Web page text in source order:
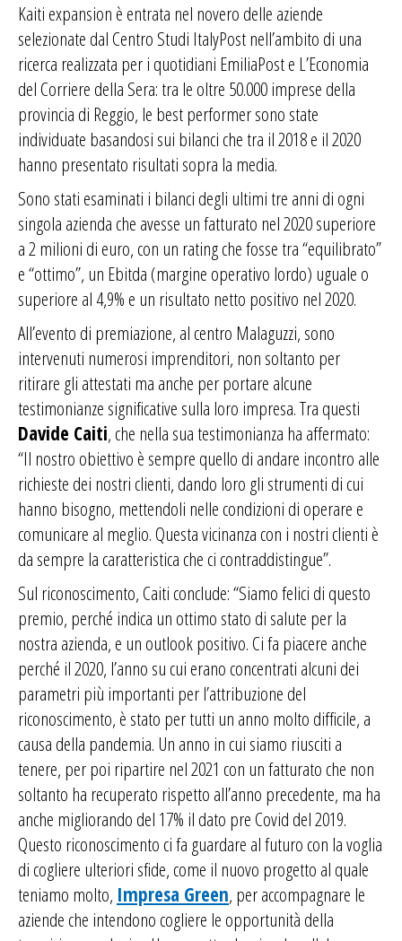
Kaiti expansion è entrata nel novero delle aziende
selezionate dal Centro Studi ItalyPost nell’ambito di una
ricerca realizzata per i quotidiani EmiliaPost e L’Economia
del Corriere della Sera: tra le oltre 50.000 imprese della
provincia di Reggio, le best performer sono state
individuate basandosi sui bilanci che tra il 2018 e il 2020
hanno presentato risultati sopra la media.
Sono stati esaminati i bilanci degli ultimi tre anni di ogni
singola azienda che avesse un fatturato nel 2020 superiore
a 2 milioni di euro, con un rating che fosse tra “equilibrato”
e “ottimo”, un Ebitda (margine operativo lordo) uguale o
superiore al 4,9% e un risultato netto positivo nel 2020.
All’evento di premiazione, al centro Malaguzzi, sono
intervenuti numerosi imprenditori, non soltanto per
ritirare gli attestati ma anche per portare alcune
testimonianze significative sulla loro impresa. Tra questi
Davide Caiti, che nella sua testimonianza ha affermato:
“Il nostro obiettivo è sempre quello di andare incontro alle
richieste dei nostri clienti, dando loro gli strumenti di cui
hanno bisogno, mettendoli nelle condizioni di operare e
comunicare al meglio. Questa vicinanza con i nostri clienti è
da sempre la caratteristica che ci contraddistingue”.
Sul riconoscimento, Caiti conclude: “Siamo felici di questo
premio, perché indica un ottimo stato di salute per la
nostra azienda, e un outlook positivo. Ci fa piacere anche
perché il 2020, l’anno su cui erano concentrati alcuni dei
parametri più importanti per l’attribuzione del
riconoscimento, è stato per tutti un anno molto difficile, a
causa della pandemia. Un anno in cui siamo riusciti a
tenere, per poi ripartire nel 2021 con un fatturato che non
soltanto ha recuperato rispetto all’anno precedente, ma ha
anche migliorando del 17% il dato pre Covid del 2019.
Questo riconoscimento ci fa guardare al futuro con la voglia
di cogliere ulteriori sfide, come il nuovo progetto al quale
teniamo molto, Impresa Green, per accompagnare le
aziende che intendono cogliere le opportunità della